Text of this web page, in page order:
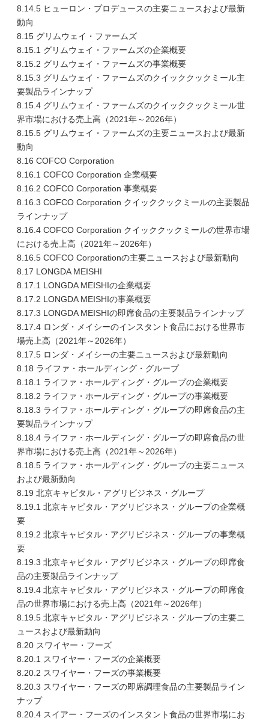
8.14.5 ヒューロン・プロデュースの主要ニュースおよび最新
動向
8.15 グリムウェイ・ファームズ
8.15.1 グリムウェイ・ファームズの企業概要
8.15.2 グリムウェイ・ファームズの事業概要
8.15.3 グリムウェイ・ファームズのクイッククックミール主
要製品ラインナップ
8.15.4 グリムウェイ・ファームズのクイッククックミール世
界市場における売上高（2021年～2026年）
8.15.5 グリムウェイ・ファームズの主要ニュースおよび最新
動向
8.16 COFCO Corporation
8.16.1 COFCO Corporation 企業概要
8.16.2 COFCO Corporation 事業概要
8.16.3 COFCO Corporation クイッククックミールの主要製品
ラインナップ
8.16.4 COFCO Corporation クイッククックミールの世界市場
における売上高（2021年～2026年）
8.16.5 COFCO Corporationの主要ニュースおよび最新動向
8.17 LONGDA MEISHI
8.17.1 LONGDA MEISHIの企業概要
8.17.2 LONGDA MEISHIの事業概要
8.17.3 LONGDA MEISHIの即席食品の主要製品ラインナップ
8.17.4 ロンダ・メイシーのインスタント食品における世界市
場売上高（2021年～2026年）
8.17.5 ロンダ・メイシーの主要ニュースおよび最新動向
8.18 ライファ・ホールディング・グループ
8.18.1 ライファ・ホールディング・グループの企業概要
8.18.2 ライファ・ホールディング・グループの事業概要
8.18.3 ライファ・ホールディング・グループの即席食品の主
要製品ラインナップ
8.18.4 ライファ・ホールディング・グループの即席食品の世
界市場における売上高（2021年～2026年）
8.18.5 ライファ・ホールディング・グループの主要ニュース
および最新動向
8.19 北京キャピタル・アグリビジネス・グループ
8.19.1 北京キャピタル・アグリビジネス・グループの企業概
要
8.19.2 北京キャピタル・アグリビジネス・グループの事業概
要
8.19.3 北京キャピタル・アグリビジネス・グループの即席食
品の主要製品ラインナップ
8.19.4 北京キャピタル・アグリビジネス・グループの即席食
品の世界市場における売上高（2021年～2026年）
8.19.5 北京キャピタル・アグリビジネス・グループの主要ニ
ュースおよび最新動向
8.20 スワイヤー・フーズ
8.20.1 スワイヤー・フーズの企業概要
8.20.2 スワイヤー・フーズの事業概要
8.20.3 スワイヤー・フーズの即席調理食品の主要製品ライン
ナップ
8.20.4 スイアー・フーズのインスタント食品の世界市場にお